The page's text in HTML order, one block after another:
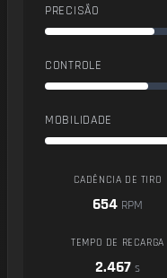
PRECISÃO
CONTROLE
MOBILIDADE
CADÊNCIA DE TIRO
654 RPM
TEMPO DE RECARGA
2.467 s